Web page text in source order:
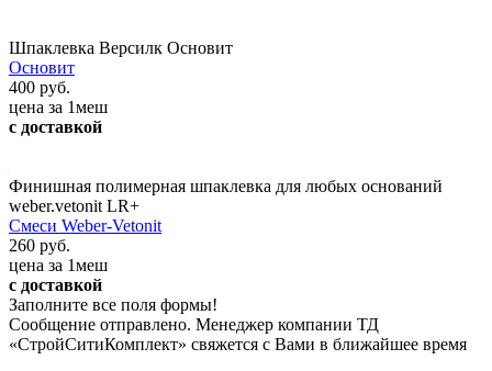
Шпаклевка Версилк Основит
Основит
400 руб.
цена за 1меш
с доставкой
Финишная полимерная шпаклевка для любых оснований
weber.vetonit LR+
Смеси Weber-Vetonit
260 руб.
цена за 1меш
с доставкой
Заполните все поля формы!
Сообщение отправлено. Менеджер компании ТД
«СтройСитиКомплект» свяжется с Вами в ближайшее время